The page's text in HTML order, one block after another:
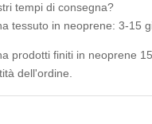
tempi di consegna?
tessuto in neoprene: 3-15
prodotti finiti in neoprene
dell'ordine.